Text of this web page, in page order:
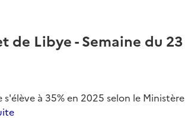
de Libye - Semaine du 23
à 35% en 2025 selon le Ministère